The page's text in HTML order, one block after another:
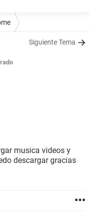
Siguiente Tema
musica videos y
descargar gracias